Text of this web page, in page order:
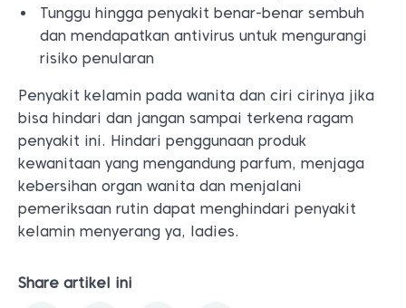
Tunggu hingga penyakit benar-benar sembuh
dan mendapatkan antivirus untuk mengurangi
risiko penularan
Penyakit kelamin pada wanita dan ciri cirinya jika
bisa hindari dan jangan sampai terkena ragam
penyakit ini. Hindari penggunaan produk
kewanitaan yang mengandung parfum, menjaga
kebersihan organ wanita dan menjalani
pemeriksaan rutin dapat menghindari penyakit
kelamin menyerang ya, ladies.
Share artikel ini